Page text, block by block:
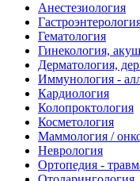
Анестезиология
Гематология
Гинекология,
Дерматология,
Иммунология -
Кардиология
Колопроктология
Косметология
Маммология /
Неврология
Ортопедия -